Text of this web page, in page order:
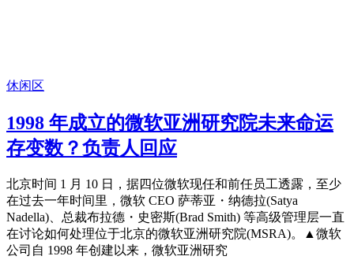
休闲区
1998 年成立的微软亚洲研究院未来命运
存变数？负责人回应
北京时间 1 月 10 日，据四位微软现任和前任员工透露，至少
在过去一年时间里，微软 CEO 萨蒂亚・纳德拉(Satya
Nadella)、总裁布拉德・史密斯(Brad Smith) 等高级管理层一直
在讨论如何处理位于北京的微软亚洲研究院(MSRA)。▲微软
公司自 1998 年创建以来，微软亚洲研究